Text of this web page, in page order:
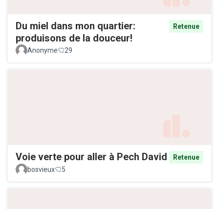
Du miel dans mon quartier:
produisons de la douceur!
Retenue
Anonyme 29
Voie verte pour aller à Pech David
Retenue
bosvieux
5